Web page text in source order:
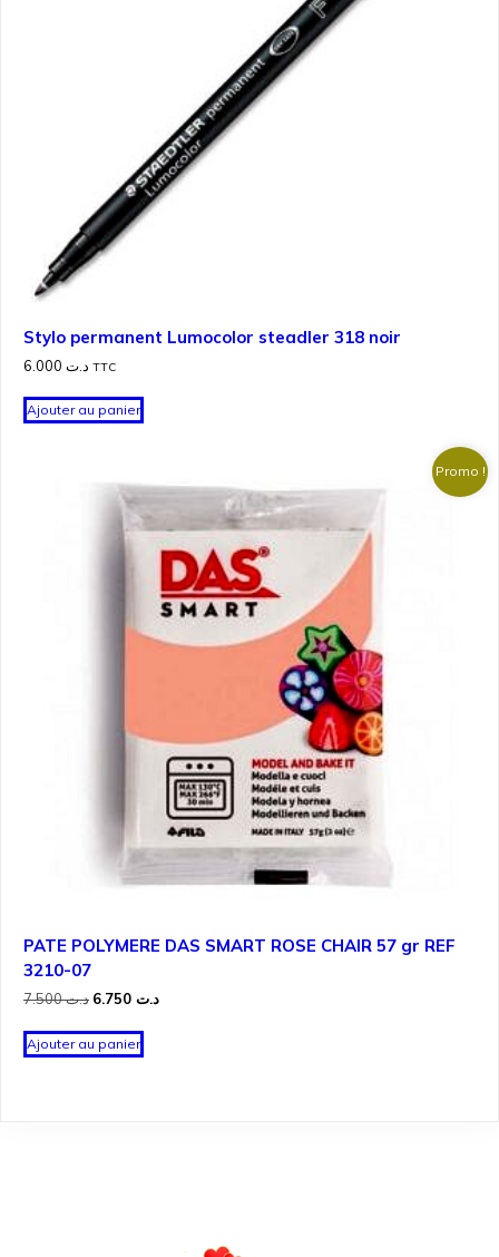
Stylo permanent Lumocolor steadler 318 noir
د.ت TTC
Ajouter au panier
Promo !
PATE POLYMERE DAS SMART ROSE CHAIR 57 gr REF
3210-07
د.ت7.500
Le
initial
était :
د.تLe
Ajouter au panier